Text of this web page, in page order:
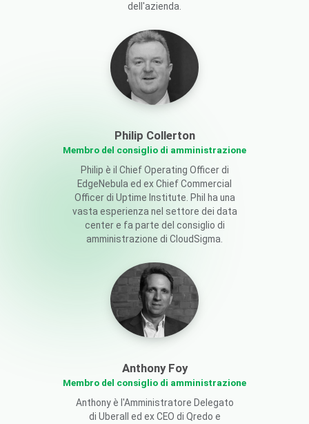
dell'azienda.
Philip Collerton
Membro del consiglio di amministrazione
Philip è il Chief Operating Officer di
EdgeNebula ed ex Chief Commercial
Officer di Uptime Institute. Phil ha una
vasta esperienza nel settore dei data
center e fa parte del consiglio di
amministrazione di CloudSigma.
Anthony Foy
Membro del consiglio di amministrazione
Anthony è l'Amministratore Delegato
di Uberall ed ex CEO di Qredo e